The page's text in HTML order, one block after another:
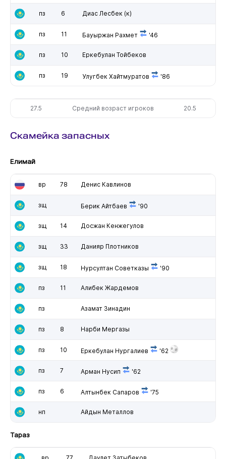
пз 6 Диас Лесбек (к)
пз 11 Бауыржан Рахмет '46
пз 10 Еркебулан Тойбеков
пз 19 Улугбек Хайтмуратов '86
27.5 Средний возраст игроков 20.5
Скамейка запасных
Елимай
вр 78 Денис Кавлинов
зщ Берик Айтбаев '90
зщ 14 Досжан Кенжегулов
зщ 33 Данияр Плотников
зщ 18 Нурсултан Советказы '90
пз 11 Алибек Жардемов
пз Азамат Зинадин
пз 8 Нарби Мергазы
пз 10 Еркебулан Нургалиев '62
пз 7 Арман Нусип '62
пз 6 Алтынбек Сапаров '75
нп Айдын Металлов
Тараз